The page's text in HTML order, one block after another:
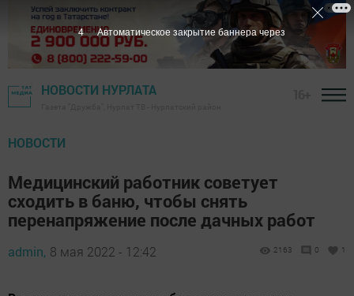
НОВОСТИ НУРЛАТА
НОВОСТИ
Медицинский работник советует
сходить в баню, чтобы снять
перенапряжение после дачных работ
admin, 8 мая 2022 - 12:42 2163 0 1
3 Автоматическое закрытие баннера через